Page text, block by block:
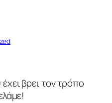
βρει τον τρόπο